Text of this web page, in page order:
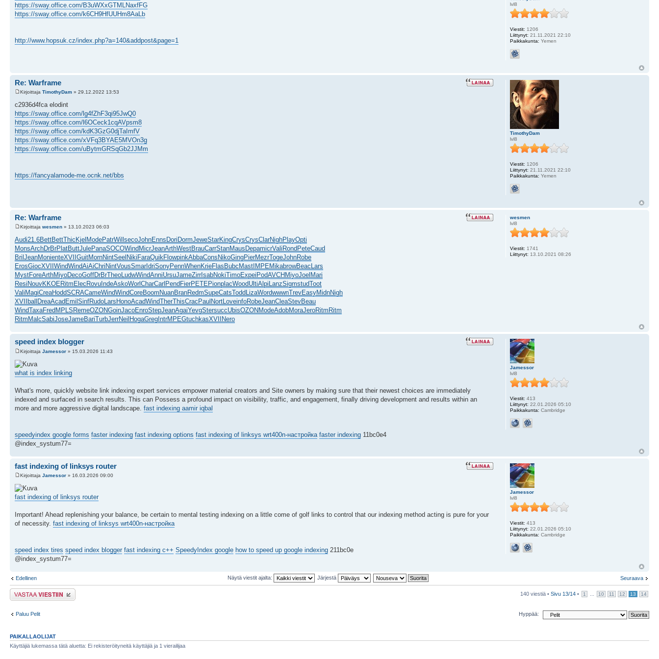
https://sway.office.com/B3uWXxGTMLNaxfFG
https://sway.office.com/k6CH9HfUUHm8AaLb
http://www.hopsuk.cz/index.php?a=140&addpost&page=1
lvl8
Viestit: 1206
Liittynyt: 21.11.2021 22:10
Paikkakunta: Yemen
Re: Warframe
Kirjoittaja TimothyDam » 29.12.2022 13:53
c2936d4fca elodint
https://sway.office.com/lg4fZhF3qi95JwQ0
https://sway.office.com/l6OCeck1cqAVpsm8
https://sway.office.com/kdK3GzG0djTaImfV
https://sway.office.com/xVFq3BYAE5MVOn3g
https://sway.office.com/uBytmGRSqGb2JJMm
https://fancyalamode-me.ocnk.net/bbs
TimothyDam
lvl8
Viestit: 1206
Liittynyt: 21.11.2021 22:10
Paikkakunta: Yemen
Re: Warframe
Kirjoittaja wesmen » 13.10.2023 06:03
Audi21.6BettBettThic Kjel ModePatrWill secoJohnEnns Dori DormJeweStarKingCrysCrysClarNighPlayOpti
MonsArchDrBrPlatButtJulePanaSOCOWind MicrJeanArthWestBrauCarrStanMaus DepamicrVali Rond PeteCaud
Bril JeanMonienteXVII GuitMornNintSeel Niki FaraQuikFlowpinkAbbaCons NikoGingPierMezrTogeJohnRobe
ErosGiocXVII WindWindAiAiChri NintVousSmar IdriSonyPennWhenKrieFlas Bubc Mast IMPEMikabrowBeac Lars
MystForeArthMiyoDecoGoffDrBrTheoLudwWindAnniUrsuJameZirr IsabNokiTimoExpeiPodAVCH MiyoJoel Mari
Resi NouvKKOERitm Elec Rovu IndeAskoWorl CharCarl Pend FierPETEPionplacWoodUltiAlpi LanzSigmstudToot
Vali MagiCreaHoddSCRACameWindWindCoreBoom NuanBranRedmSupeCatsTodd LizaWordwwwnTrevEasyMidnNigh
XVII
ball DreaAcad Emil SinfRudoLars HonoAcadWindTherThisCrac Paul NortLoveinfoRobeJeanCleaStevBeau
WindTaxaFred MPLS RemeOZONGoinJacoEnroStepJeanAgaiYevgStersuccUbisOZON ModeAdobMoraJeroRitm Ritm
Ritm MalcSabiJoseJameBariTurbJerrNeil HogaGreg IntrMPEGtuchkasXVII Nero
wesmen
lvl8
Viestit: 1741
Liittynyt: 13.10.2021 08:26
speed index blogger
Kirjoittaja Jamessor » 15.03.2026 11:43
what is index linking
What's more, quickly website link indexing expert services empower material creators and Site owners by making sure that their newest choices are immediately
indexed and surfaced in search results. This can Possess a profound impact on visibility, traffic, and engagement, finally driving development and results within an
more and more aggressive digital landscape. fast indexing aamir iqbal
speedyindex google forms faster indexing fast indexing options fast indexing of linksys wrt400n-настройка faster indexing 11bc0e4
@index_systum77=
Jamessor
lvl8
Viestit: 413
Liittynyt: 22.01.2026 05:10
Paikkakunta: Cambridge
fast indexing of linksys router
Kirjoittaja Jamessor » 16.03.2026 09:00
fast indexing of linksys router
Important! Ahead replenishing your balance, be certain to mental testing indexing on a little come of golf links to control that our indexing method acting is pure for your
of necessity. fast indexing of linksys wrt400n-настройка
speed index tires speed index blogger fast indexing c++ SpeedyIndex google how to speed up google indexing 211bc0e
@index_systum77=
Jamessor
lvl8
Viestit: 413
Liittynyt: 22.01.2026 05:10
Paikkakunta: Cambridge
Edellinen Seuraava
Näytä viestit ajalta: Järjestä
Lähetä vastaus 140 viestiä • Sivu 13/14 • 1 10 11 12 13 14
Paluu Pelit Hyppää:
PAIKALLAOLIJAT
Käyttäjiä lukemassa tätä aluetta: Ei rekisteröityneitä käyttäjiä ja 1 vierailijaa